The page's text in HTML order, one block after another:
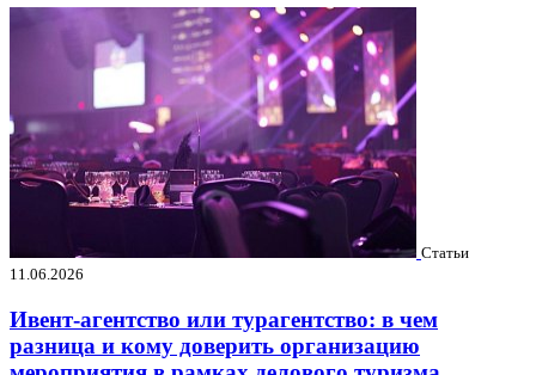
Статьи
11.06.2026
Ивент-агентство или турагентство: в чем
разница и кому доверить организацию